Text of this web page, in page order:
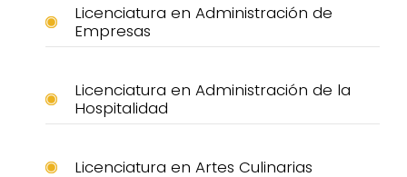
Licenciatura en Administración de
Empresas
Licenciatura en Administración de la
Hospitalidad
Licenciatura en Artes Culinarias